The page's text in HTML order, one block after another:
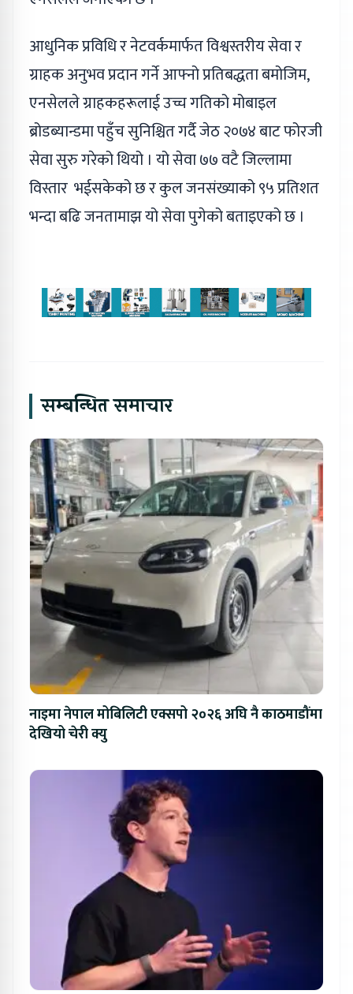
आधुनिक प्रविधि र नेटवर्कमार्फत विश्वस्तरीय सेवा र
ग्राहक अनुभव प्रदान गर्ने आफ्नो प्रतिबद्धता बमोजिम,
एनसेलले ग्राहकहरूलाई उच्च गतिको मोबाइल
ब्रोडब्यान्डमा पहुँच सुनिश्चित गर्दै जेठ २०७४ बाट फोरजी
सेवा सुरु गरेको थियो । यो सेवा ७७ वटै जिल्लामा
विस्तार भईसकेको छ र कुल जनसंख्याको ९५ प्रतिशत
भन्दा बढि जनतामाझ यो सेवा पुगेको बताइएको छ ।
सम्बन्धित समाचार
नाइमा नेपाल मोबिलिटी एक्सपो २०२६ अघि नै काठमाडौंमा
देखियो चेरी क्यु